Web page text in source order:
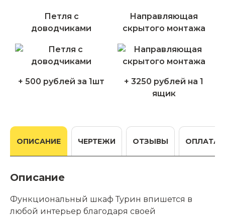
Петля с
доводчиками
+ 500 рублей за 1шт
Направляющая
скрытого монтажа
+ 3250 рублей на 1
ящик
ОПИСАНИЕ ЧЕРТЕЖИ ОТЗЫВЫ ОПЛАТА
Описание
Функциональный шкаф Турин впишется в
любой интерьер благодаря своей